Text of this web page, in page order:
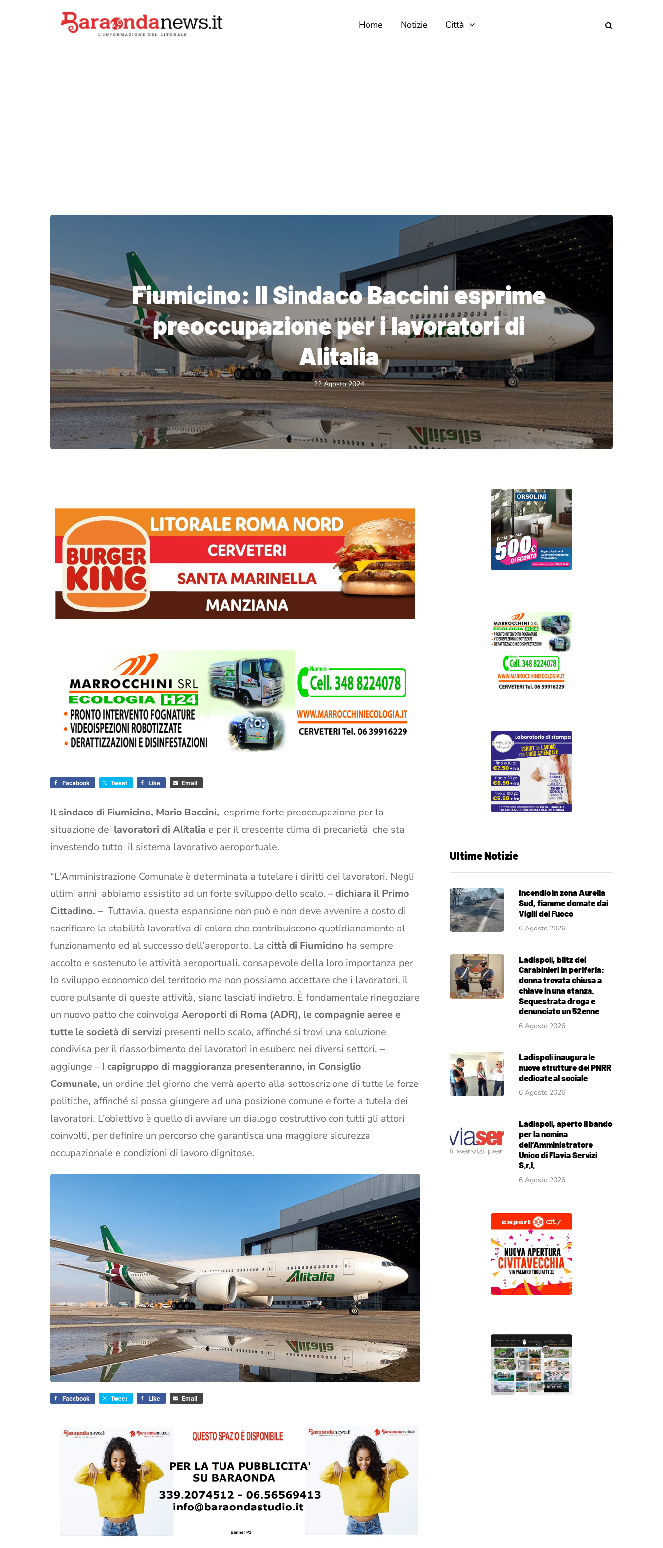
Home Notizie Città
Fiumicino: Il Sindaco Baccini esprime
preoccupazione per i lavoratori di
Alitalia
22 Agosto 2024
Facebook Tweet Like Email
Il sindaco di Fiumicino, Mario Baccini, esprime forte preoccupazione per la
situazione dei lavoratori di Alitalia e per il crescente clima di precarietà che sta
investendo tutto il sistema lavorativo aeroportuale.
“L’Amministrazione Comunale è determinata a tutelare i diritti dei lavoratori. Negli
ultimi anni abbiamo assistito ad un forte sviluppo dello scalo. – dichiara il Primo
Cittadino. – Tuttavia, questa espansione non può e non deve avvenire a costo di
sacrificare la stabilità lavorativa di coloro che contribuiscono quotidianamente al
funzionamento ed al successo dell’aeroporto. La città di Fiumicino ha sempre
accolto e sostenuto le attività aeroportuali, consapevole della loro importanza per
lo sviluppo economico del territorio ma non possiamo accettare che i lavoratori, il
cuore pulsante di queste attività, siano lasciati indietro. È fondamentale rinegoziare
un nuovo patto che coinvolga Aeroporti di Roma (ADR), le compagnie aeree e
tutte le società di servizi presenti nello scalo, affinché si trovi una soluzione
condivisa per il riassorbimento dei lavoratori in esubero nei diversi settori. –
aggiunge – I capigruppo di maggioranza presenteranno, in Consiglio
Comunale, un ordine del giorno che verrà aperto alla sottoscrizione di tutte le forze
politiche, affinché si possa giungere ad una posizione comune e forte a tutela dei
lavoratori. L’obiettivo è quello di avviare un dialogo costruttivo con tutti gli attori
coinvolti, per definire un percorso che garantisca una maggiore sicurezza
occupazionale e condizioni di lavoro dignitose.
Facebook Tweet Like Email
Ultime Notizie
Incendio in zona Aurelia
Sud, fiamme domate dai
Vigili del Fuoco
6 Agosto 2026
Ladispoli, blitz dei
Carabinieri in periferia:
donna trovata chiusa a
chiave in una stanza.
Sequestrata droga e
denunciato un 52enne
6 Agosto 2026
Ladispoli inaugura le
nuove strutture del PNRR
dedicate al sociale
6 Agosto 2026
Ladispoli, aperto il bando
per la nomina
dell’Amministratore
Unico di Flavia Servizi
S.r.l.
6 Agosto 2026